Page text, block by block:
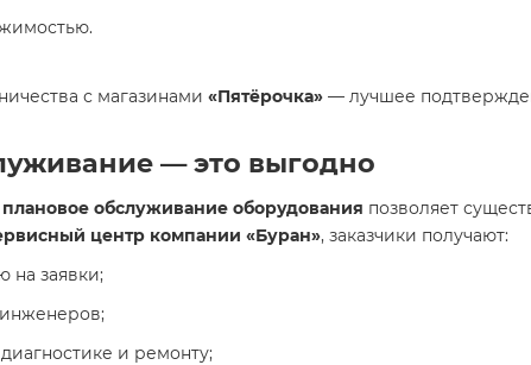
с магазинами «Пятёрочка» — лучшее
— это выгодно
плановое обслуживание оборудования позволяет
центр компании «Буран», заказчики получают:
на заявки;
и ремонту;